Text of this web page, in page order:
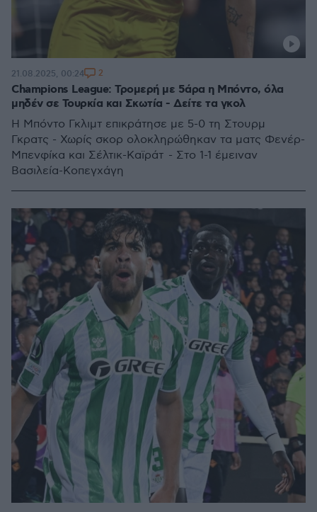
Champions League: Τρομερή με 5άρα η Μπόντο, όλα
μηδέν σε Τουρκία και Σκωτία - Δείτε τα γκολ
Η Μπόντο Γκλιμτ επικράτησε με 5-0 τη Στουρμ
Γκρατς - Χωρίς σκορ ολοκληρώθηκαν τα ματς Φενέρ-
Μπενφίκα και Σέλτικ-Καϊράτ - Στο 1-1 έμειναν
Βασιλεία-Κοπεγχάγη
21.08.2025, 00:24 2